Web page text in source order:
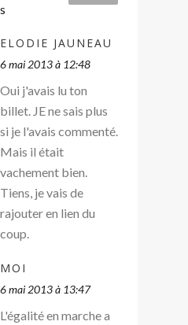
ELODIE JAUNEAU
6 mai 2013 à 12:48
Oui j'avais lu ton
billet. JE ne sais plus
si je l'avais commenté.
Mais il était
vachement bien.
Tiens, je vais de
rajouter en lien du
coup.
MOI
6 mai 2013 à 13:47
L'égalité en marche a